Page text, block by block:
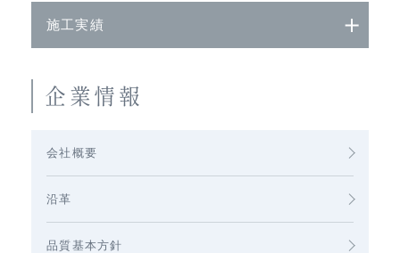
施工実績
企業情報
会社概要
沿革
品質基本方針